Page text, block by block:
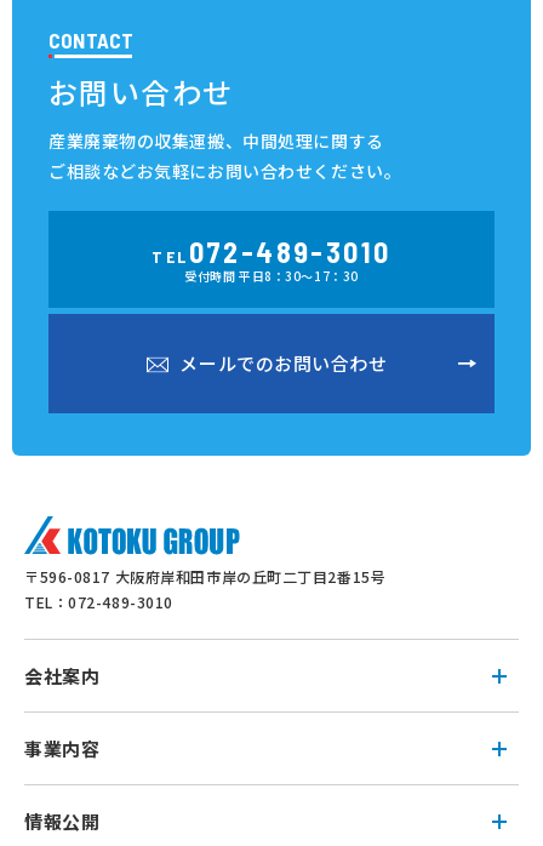
CONTACT
お問い合わせ
産業廃棄物の収集運搬、中間処理に関する
ご相談などお気軽にお問い合わせください。
TEL 072-489-3010
受付時間 平日8：30～17：30
メー ルでのお問い合わせ
〒596-0817 大阪府岸和田市岸の丘町二丁目2番15号
TEL：072-489-3010
会社案内
事業内容
情報公開